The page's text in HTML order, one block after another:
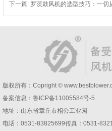
下一篇: 罗茨鼓风机的选型技巧：一切
版权所有：Copright ©
备案信息： 鲁ICP备11005584号-5
地址：山东省章丘市相公工业园
电话：0531-83825699传真：0531-